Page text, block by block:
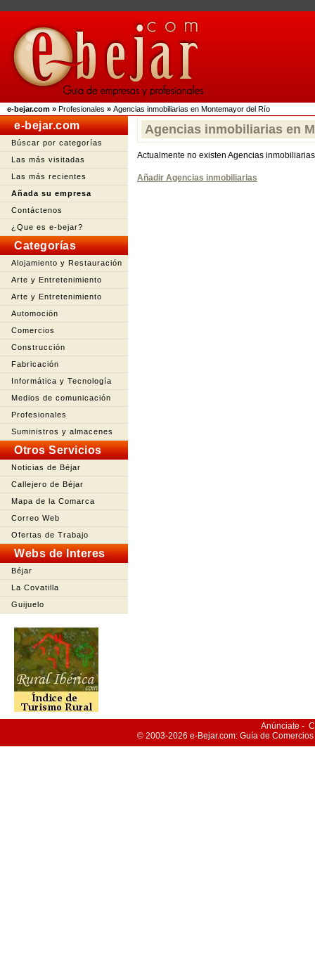
e-bejar.com » Profesionales » Agencias inmobiliarias en Montemayor del Río
e-bejar.com
Búscar por categorías
Las más visitadas
Las más recientes
Añada su empresa
Contáctenos
¿Que es e-bejar?
Categorías
Alojamiento y Restauración
Arte y Entretenimiento
Arte y Entretenimiento
Automoción
Comercios
Construcción
Fabricación
Informática y Tecnología
Medios de comunicación
Profesionales
Suministros y almacenes
Otros Servicios
Noticias de Béjar
Callejero de Béjar
Mapa de la Comarca
Correo Web
Ofertas de Trabajo
Webs de Interes
Béjar
La Covatilla
Guijuelo
Agencias inmobiliarias en
Actualmente no existen Agencias
Añadir Agencias inmobiliarias
Anúnciate -
© 2003-2026 e-Bejar.com: Guía de